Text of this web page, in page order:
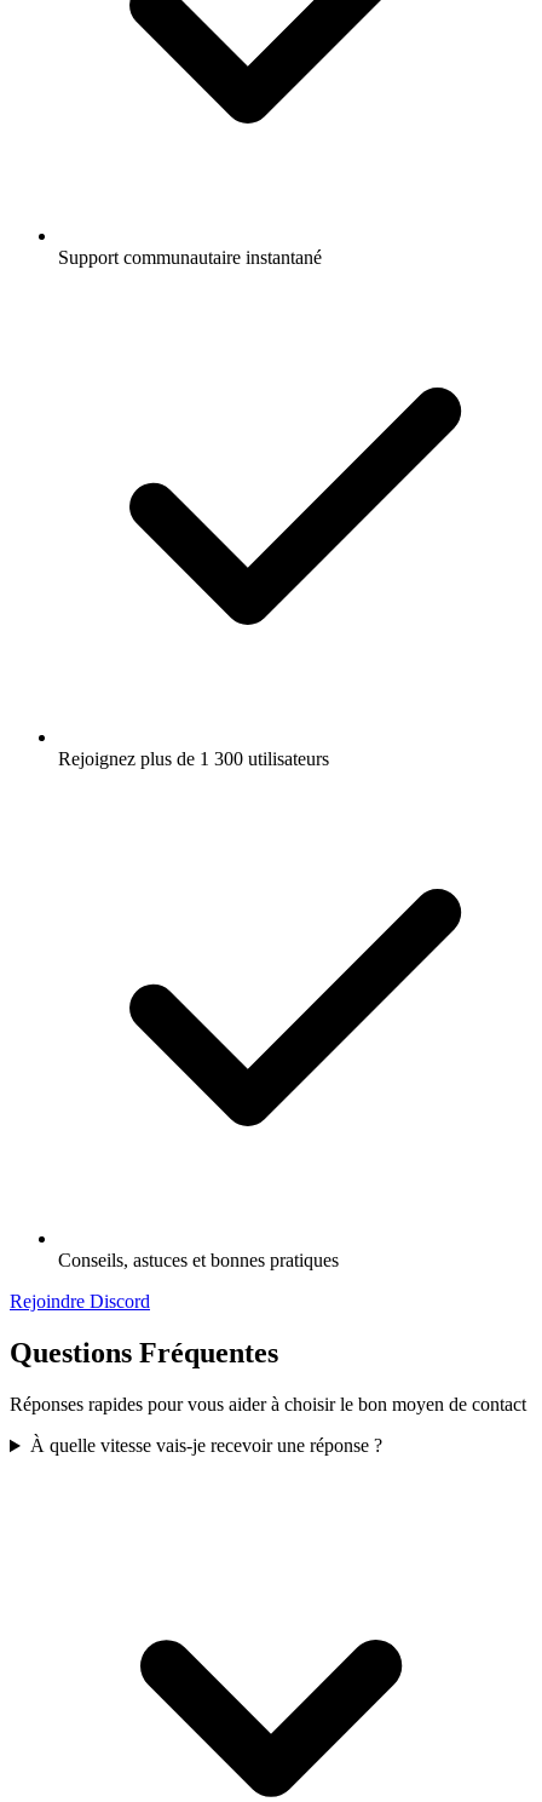
Support communautaire instantané
Rejoignez plus de 1 300 utilisateurs
Conseils, astuces et bonnes pratiques
Rejoindre Discord
Questions Fréquentes
Réponses rapides pour vous aider à choisir le bon moyen de contact
À quelle vitesse vais-je recevoir une réponse ?